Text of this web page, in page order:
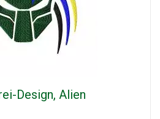
Design, Alien